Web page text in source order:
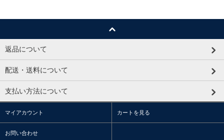
返品について
配送・送料について
支払い方法について
マイアカウント カートを見る
お問い合わせ